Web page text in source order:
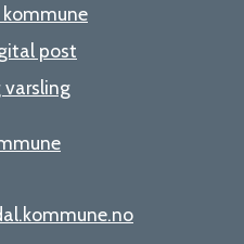
post
varsling